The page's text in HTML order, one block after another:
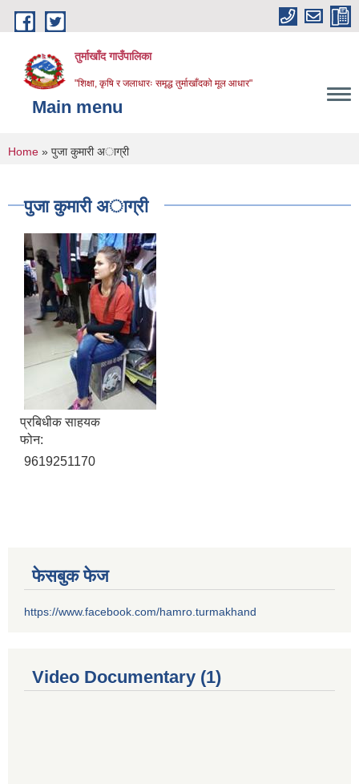
Skip to main content
तुर्माखाँद गाउँपालिका
"शिक्षा, कृषि र जलाधारः समृद्ध तुर्माखाँदको मूल आधार"
Main menu
You are here
Home » पुजा कुमारी अाग्री
पुजा कुमारी अाग्री
प्रबिधीक साहयक
फोन:
9619251170
फेसबुक फेज
https://www.facebook.com/hamro.turmakhand
Video Documentary (1)